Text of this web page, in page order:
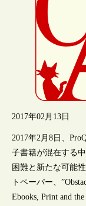
2017年02月13日
2017年2月8日、
子書籍が混在する
困難と新たな可能
トペーパー、
Ebooks, Print and